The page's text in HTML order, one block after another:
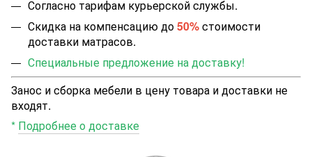
Согласно тарифам курьерской службы.
Скидка на компенсацию до50%стоимости
доставки матрасов.
Специальные предложение на доставку!
Занос и сборка мебели в цену товара и доставки не
входят.
* Подробнее о доставке